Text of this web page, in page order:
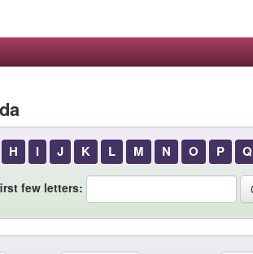
H I J K L M N O P Q
few letters: